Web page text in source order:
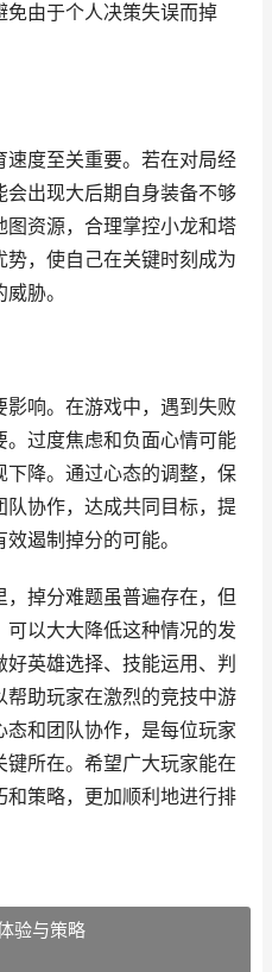
由于个人决策失误而掉
度至关重要。若在对局经
出现大后期自身装备不够
资源，合理掌控小龙和塔
，使自己在关键时刻成为
胁。
响。在游戏中，遇到失败
过度焦虑和负面心情可能
降。通过心态的调整，保
协作，达成共同目标，提
遏制掉分的可能。
掉分难题虽普遍存在，但
以大大降低这种情况的发
英雄选择、技能运用、判
帮助玩家在激烈的竞技中游
和团队协作，是每位玩家
所在。希望广大玩家能在
策略，更加顺利地进行排
验与策略